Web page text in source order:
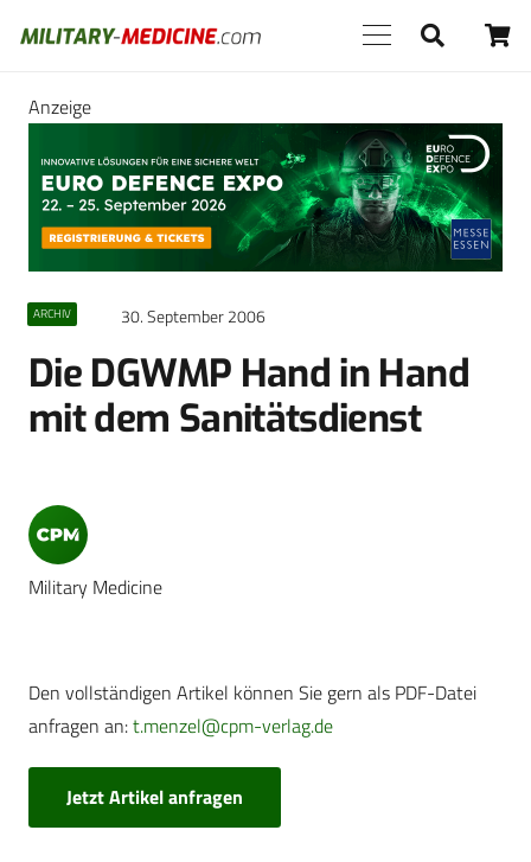
Anzeige
ARCHIV 30. September 2006
Die DGWMP Hand in Hand
mit dem Sanitätsdienst
Military Medicine
Den vollständigen Artikel können Sie gern als PDF-Datei
anfragen an:t.menzel@cpm-verlag.de
Jetzt Artikel anfragen